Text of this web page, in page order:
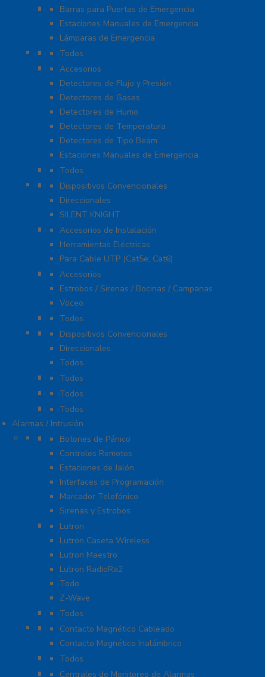
Sistemas de Emergencia
Barras para Puertas de Emergencia
Estaciones Manuales de Emergencia
Lámparas de Emergencia
Detectores Autónomos
Todos
Dispositivos Convencionales
Accesorios
Detectores de Flujo y Presión
Detectores de Gases
Detectores de Humo
Detectores de Temperatura
Detectores de Tipo Beam
Estaciones Manuales de Emergencia
Extinción de Incendio
Todos
Fuentes de Alimentación
Dispositivos Convencionales
Direccionales
SILENT KNIGHT
Herramientas
Accesorios de Instalación
Herramientas Eléctricas
Para Cable UTP (Cat5e, Cat6)
Notificación y Voceo
Accesorios
Estrobos / Sirenas / Bocinas / Campanas
Voceo
Señalamientos
Todos
Paneles de Incendio
Dispositivos Convencionales
Direccionales
Todos
Probadores
Todos
Protección Contra Sobretensiones
Todos
Cables
Todos
Alarmas / Intrusión
Accesorios
Botones de Pánico
Controles Remotos
Estaciones de Jalón
Interfaces de Programación
Marcador Telefónico
Sirenas y Estrobos
Automatización – Casa Inteligente
Lutron
Lutron Caseta Wireless
Lutron Maestro
Lutron RadioRa2
Todo
Z-Wave
Cables
Todos
Contactos Magnéticos
Contacto Magnético Cableado
Contacto Magnético Inalámbrico
Control de Acceso
Todos
Centrales de Monitoreo
Centrales de Monitoreo de Alarmas